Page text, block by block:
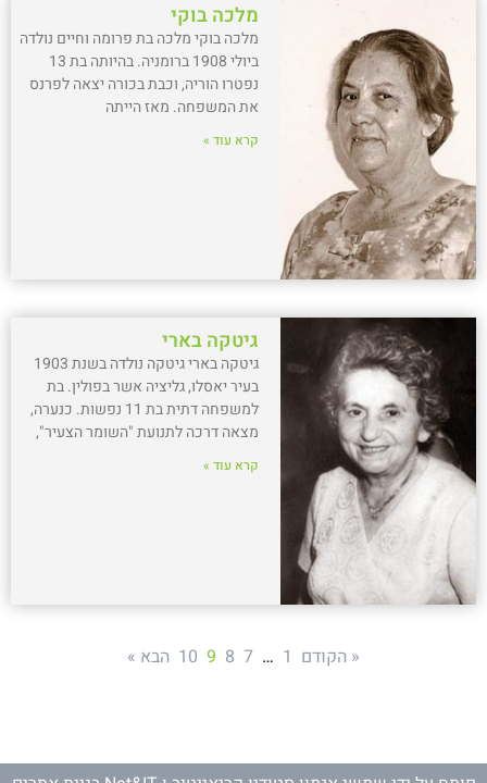
מלכה בוקי
מלכה בוקי מלכה בת פרומה וחיים נולדה
ביולי 1908 ברומניה. בהיותה בת 13
נפטרו הוריה, וכבת בכורה יצאה לפרנס
את המשפחה. מאז הייתה
קרא עוד »
גיטקה בארי
גיטקה בארי גיטקה נולדה בשנת 1903
בעיר יאסלו, גליציה אשר בפולין. בת
למשפחה דתית בת 11 נפשות. כנערה,
מצאה דרכה לתנועת "השומר הצעיר",
קרא עוד »
« הקודם 1
…
7
8
9
10 הבא »